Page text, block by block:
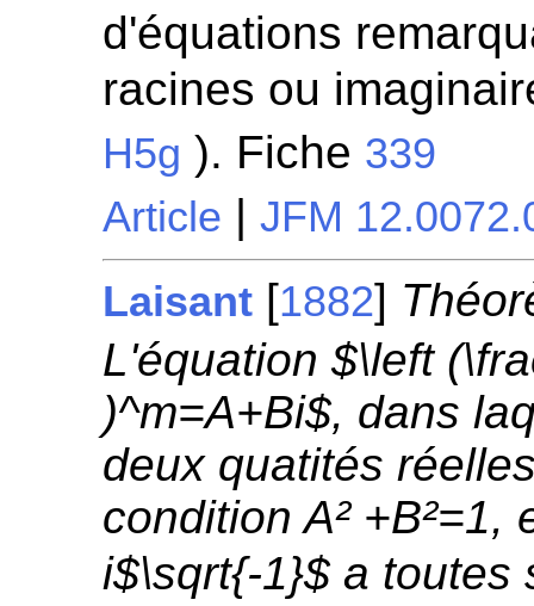
d'équations
racines ou
H5g ). Fiche 339
Article |JFM
Laisant [1882]
L'équation $\left
)^m=A+Bi$, dans
deux quatités
condition A²
i$\sqrt{-1}$ a toutes